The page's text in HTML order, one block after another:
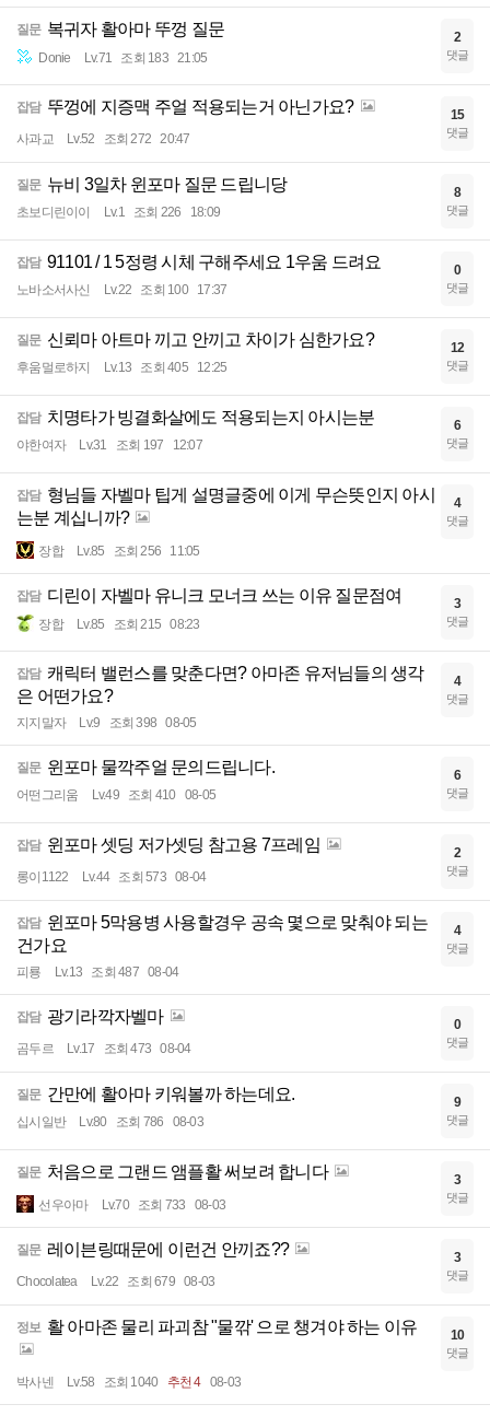
질문 복귀자 활아마 뚜껑 질문
Donie Lv.71 조회 183 21:05
2
댓글
잡담 뚜껑에 지증맥 주얼 적용되는거 아닌가요?
사과교 Lv.52 조회 272 20:47
15
댓글
질문 뉴비 3일차 윈포마 질문 드립니당
초보디린이이 Lv.1 조회 226 18:09
8
댓글
잡담 91101 / 1 5정령 시체 구해주세요 1우움 드려요
노바소서사신 Lv.22 조회 100 17:37
0
댓글
질문 신뢰마 아트마 끼고 안끼고 차이가 심한가요?
후움멀로하지 Lv.13 조회 405 12:25
12
댓글
잡담 치명타가 빙결화살에도 적용되는지 아시는분
야한여자 Lv.31 조회 197 12:07
6
댓글
잡담 형님들 자벨마 팁게 설명글중에 이게 무슨뜻인지 아시
는분 계십니까?
장합 Lv.85 조회 256 11:05
4
댓글
잡담 디린이 자벨마 유니크 모너크 쓰는 이유 질문점여
장합 Lv.85 조회 215 08:23
3
댓글
잡담 캐릭터 밸런스를 맞춘다면? 아마존 유저님들의 생각
은 어떤가요?
지지말자 Lv.9 조회 398 08-05
4
댓글
질문 윈포마 물깍주얼 문의드립니다.
어떤그리움 Lv.49 조회 410 08-05
6
댓글
잡담 윈포마 셋딩 저가셋딩 참고용 7프레임
롱이1122 Lv.44 조회 573 08-04
2
댓글
잡담 윈포마 5막용병 사용할경우 공속 몇으로 맞춰야 되는
건가요
피룡 Lv.13 조회 487 08-04
4
댓글
잡담 광기라깍자벨마
곰두르 Lv.17 조회 473 08-04
0
댓글
질문 간만에 활아마 키워볼까 하는데요.
십시일반 Lv.80 조회 786 08-03
9
댓글
질문 처음으로 그랜드 앰플활 써보려 합니다
선우아마 Lv.70 조회 733 08-03
3
댓글
질문 레이븐링때문에 이런건 안끼죠??
Chocolatea Lv.22 조회 679 08-03
3
댓글
정보 활 아마존 물리 파괴참 "물깎' 으로 챙겨야 하는 이유
박사넨 Lv.58 조회 1040 추천 4 08-03
10
댓글